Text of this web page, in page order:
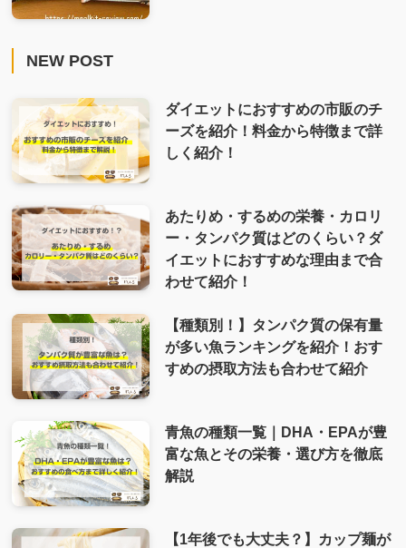
NEW POST
ダイエットにおすすめの市販のチ
ーズを紹介！料金から特徴まで詳
しく紹介！
あたりめ・するめの栄養・カロリ
ー・タンパク質はどのくらい？ダ
イエットにおすすめな理由まで合
わせて紹介！
【種類別！】タンパク質の保有量
が多い魚ランキングを紹介！おす
すめの摂取方法も合わせて紹介
青魚の種類一覧｜DHA・EPAが豊
富な魚とその栄養・選び方を徹底
解説
【1年後でも大丈夫？】カップ麺が